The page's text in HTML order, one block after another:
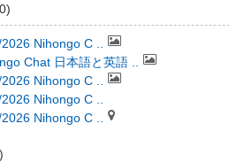
Nihongo C ..
Chat 日本語と英語 ..
Nihongo C ..
Nihongo C ..
Nihongo C ..